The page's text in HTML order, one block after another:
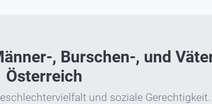
, Burschen-, und
Österreich
und soziale Gerechtigkeit.